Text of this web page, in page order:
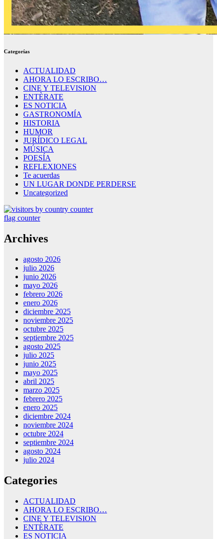
Categorías
ACTUALIDAD
AHORA LO ESCRIBO…
CINE Y TELEVISION
ENTÈRATE
ES NOTICIA
GASTRONOMÍA
HISTORIA
HUMOR
JURÍDICO LEGAL
MÚSICA
POESÍA
REFLEXIONES
Te acuerdas
UN LUGAR DONDE PERDERSE
Uncategorized
flag counter
Archives
agosto 2026
julio 2026
junio 2026
mayo 2026
febrero 2026
enero 2026
diciembre 2025
noviembre 2025
octubre 2025
septiembre 2025
agosto 2025
julio 2025
junio 2025
mayo 2025
abril 2025
marzo 2025
febrero 2025
enero 2025
diciembre 2024
noviembre 2024
octubre 2024
septiembre 2024
agosto 2024
julio 2024
Categories
ACTUALIDAD
AHORA LO ESCRIBO…
CINE Y TELEVISION
ENTÈRATE
ES NOTICIA